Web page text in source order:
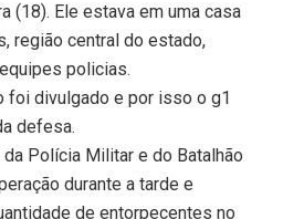
(18). Ele estava em uma casa
região central do estado,
policias.
foi divulgado e por isso o g1
defesa.
Polícia Militar e do Batalhão
durante a tarde e
de entorpecentes no